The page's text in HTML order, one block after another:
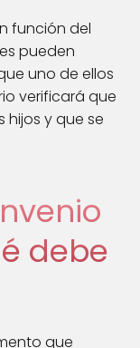
función del
pueden
uno de ellos
verificará que
y que se
debe
que